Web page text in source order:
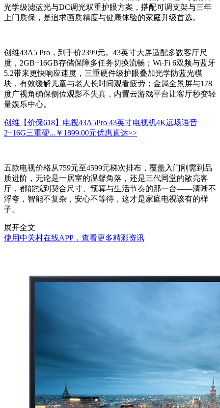
光学级滤蓝光与DC调光双重护眼方案，搭配可调支架与三年
上门质保，是追求画质精度与健康体验的家庭升级首选。
创维43A5 Pro，到手价2399元。43英寸大屏适配多数客厅尺
度，2GB+16GB存储保障多任务切换流畅；Wi-Fi 6双频与蓝牙
5.2带来更快响应速度，三重硬件级护眼叠加光学防蓝光模
块，有效缓解儿童与老人长时间观看疲劳；金属全景屏与178
度广视角确保侧位观影不失真，内置云游戏平台让客厅秒变轻
量娱乐中心。
创维【价保618】电视43A5Pro 43英寸电视机4K远场语音
2+16G三重硬... ￥1899.00元优惠直达>>
五款电视价格从759元至4599元梯次排布，覆盖入门刚需到品
质进阶，无论是一居室的温馨角落，还是三代同堂的敞亮客
厅，都能找到契合尺寸、预算与生活节奏的那一台——清晰不
浮夸，智能不复杂，安心不等待，这才是家庭电视该有的样
子。
展开全文
使用中关村在线APP，查看更多精彩资讯